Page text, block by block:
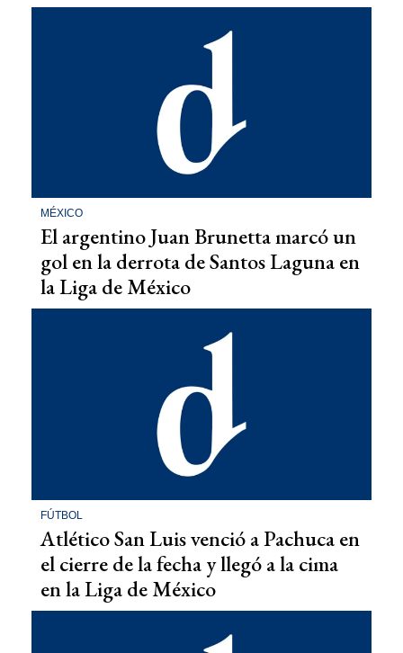
MÉXICO
El argentino Juan Brunetta marcó un
gol en la derrota de Santos Laguna en
la Liga de México
FÚTBOL
Atlético San Luis venció a Pachuca en
el cierre de la fecha y llegó a la cima
en la Liga de México